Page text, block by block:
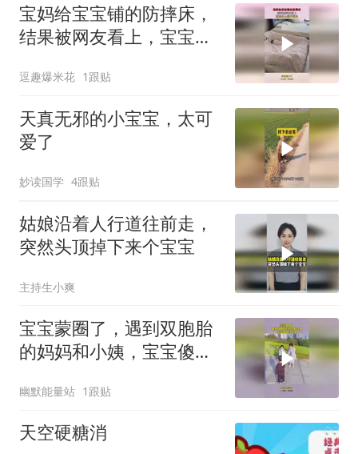
宝妈给宝宝铺的防摔床，
结果被网友看上，宝宝还
逗趣爆米花 1跟贴
天真无邪的小宝宝，太可
爱了
妙读国学 4跟贴
姑娘沿着人行道往前走，
突然头顶掉下来个宝宝
主持生小爽
宝宝蒙圈了，遇到双胞胎
的妈妈和小姨，宝宝傻傻
幽默能量站 1跟贴
天空硬糖消